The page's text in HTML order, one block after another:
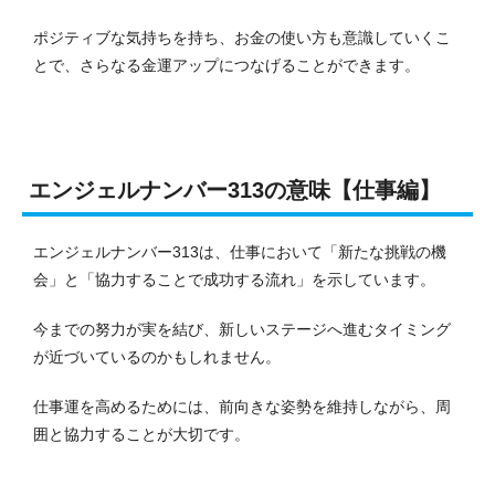
ポジティブな気持ちを持ち、お金の使い方も意識していくこ
とで、さらなる金運アップにつなげることができます。
エンジェルナンバー313の意味【仕事編】
エンジェルナンバー313は、仕事において「新たな挑戦の機
会」と「協力することで成功する流れ」を示しています。
今までの努力が実を結び、新しいステージへ進むタイミング
が近づいているのかもしれません。
仕事運を高めるためには、前向きな姿勢を維持しながら、周
囲と協力することが大切です。